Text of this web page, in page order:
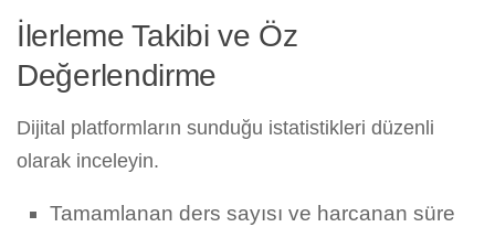
İlerleme Takibi ve Öz
Değerlendirme
Dijital platformların sunduğu istatistikleri düzenli
olarak inceleyin.
Tamamlanan ders sayısı ve harcanan süre